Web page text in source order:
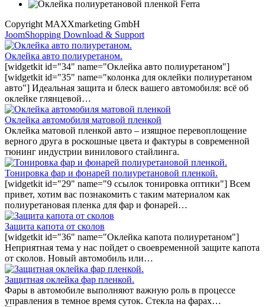
Copyright MAXXmarketing GmbH
JoomShopping Download & Support
Оклейка авто полиуретаном.
[widgetkit id="34" name="Оклейка авто полиуретаном"]
[widgetkit id="35" name="колонка для оклейки полиуретаном
авто"] Идеальная защита и блеск вашего автомобиля: всё об
оклейке глянцевой…
Оклейка автомобиля матовой пленкой
Оклейка матовой пленкой авто – изящное перевоплощение
верного друга в роскошные цвета и фактуры в современной
тюнинг индустрии винилового стайлинга.
Тонировка фар и фонарей полиуретановой пленкой.
[widgetkit id="29" name="9 ссылок тонировка оптики"] Всем
привет, хотим вас познакомить с таким материалом как
полиуретановая пленка для фар и фонарей…
Защита капота от сколов
[widgetkit id="36" name="Оклейка капота полиуретаном"]
Неприятная тема у нас пойдет о своевременной защите капота
от сколов. Новый автомобиль или…
Защитная оклейка фар пленкой.
Фары в автомобиле выполняют важную роль в процессе
управления в темное время суток. Стекла на фарах…